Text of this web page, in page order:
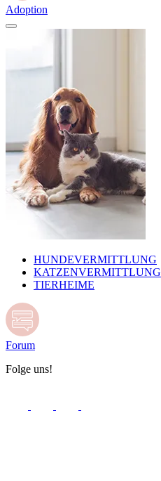
Adoption
HUNDEVERMITTLUNG
KATZENVERMITTLUNG
TIERHEIME
Forum
Folge uns!